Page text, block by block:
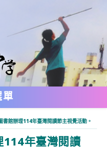
單
書館辦理114年臺灣閱讀節主視覺活動。
114年臺灣閱讀